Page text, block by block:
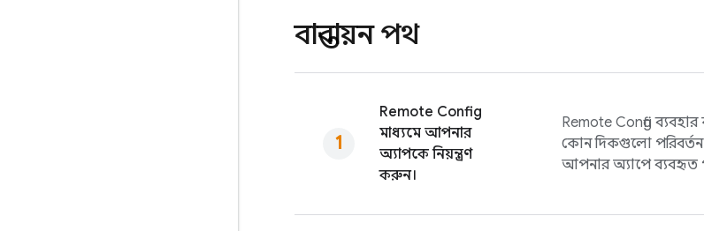
বাস্তবায়ন পথ
Remote Config
মাধ্যমে আপনার
অ্যাপকে নিয়ন্ত্রণ
করুন।
Remote Config
কোন দিকগুলো
আপনার অ্যাপে ব্যবহৃত